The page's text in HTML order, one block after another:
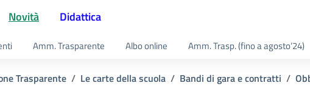
Novità Didattica
Amm. Trasparente Albo online Amm. Trasp. (fino a agosto’24)
Trasparente Le carte della scuola Bandi di gara e contratti